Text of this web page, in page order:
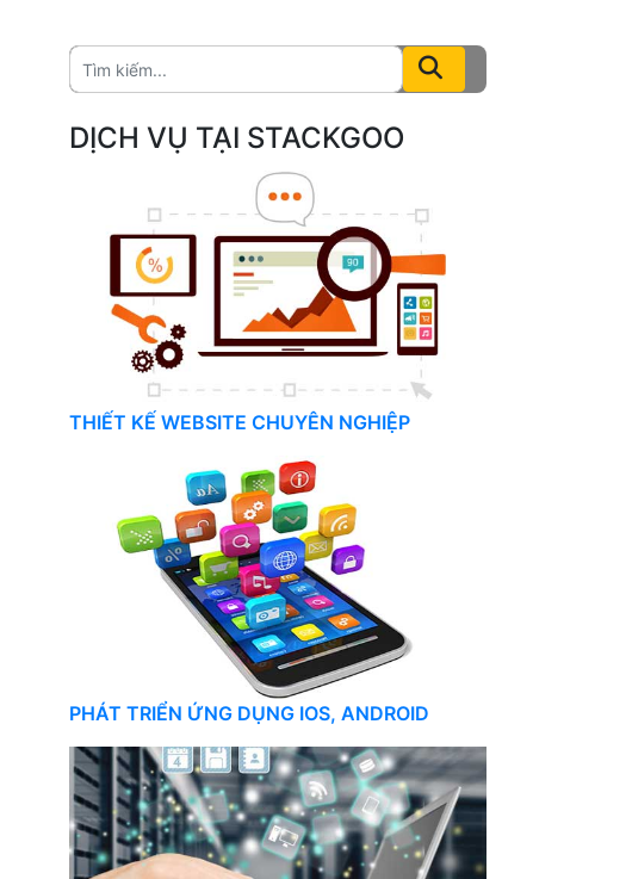
DỊCH VỤ TẠI STACKGOO
THIẾT KẾ WEBSITE CHUYÊN NGHIỆP
PHÁT TRIỂN ỨNG DỤNG IOS, ANDROID